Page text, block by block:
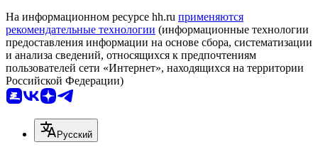
На информационном ресурсе hh.ru применяются
рекомендательные технологии (информационные технологии
предоставления информации на основе сбора, систематизации
и анализа сведений, относящихся к предпочтениям
пользователей сети «Интернет», находящихся на территории
Российской Федерации)
Русский